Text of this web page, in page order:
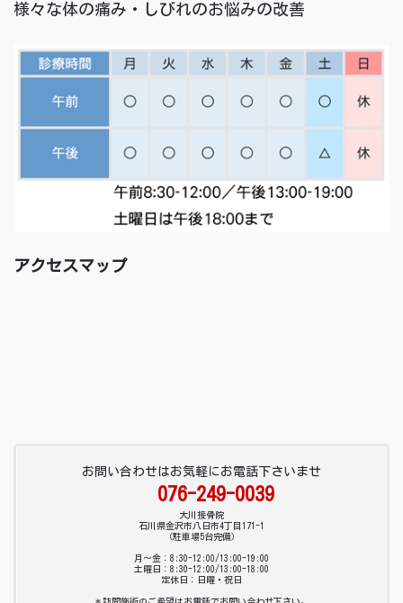
様々な体の痛み・しびれのお悩みの改善
アクセスマップ
お問い合わせはお気軽にお電話下さいませ
076-249-0039
大川接骨院
石川県金沢市八日市4丁目171-1
（駐車場5台完備）
月～金：8:30-12:00/13:00-19:00
土曜日：8:30-12:00/13:00-18:00
定休日：日曜・祝日
＊訪問施術のご希望はお電話でお問い合わせ下さい。